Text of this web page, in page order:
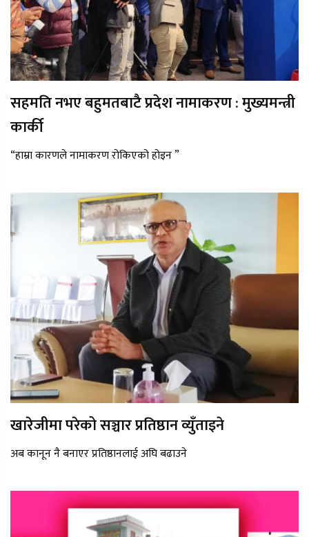
सहमति नभए बहुमतबाटै प्रदेश नामाकरण : मुख्यमन्त्री
कार्की
“हाम्रा कारणले नामाकरण रोकिएको होइन ”
खारेजीमा परेको सञ्चार प्रतिष्ठान व्युँताइने
अब कानून नै बनाएर प्रतिष्ठानलाई अघि बढाउने